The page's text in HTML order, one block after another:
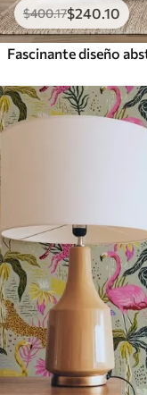
$400.17$240.10